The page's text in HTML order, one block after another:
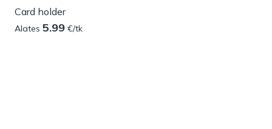
Card holder
Alates 5.99 €/tk